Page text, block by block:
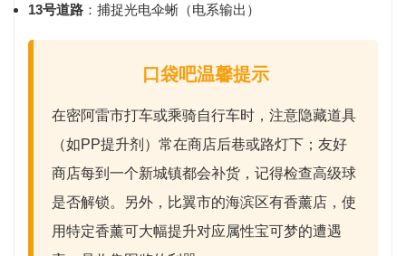
13号道路 ：捕捉光电伞蜥 （电系输出）
口袋吧温馨提示
在密阿雷市打车或乘骑自行车时，注意隐藏道具
（如PP提升剂）常在商店后巷或路灯下；友好
商店每到一个新城镇都会补货，记得检查高级球
是否解锁。另外，比翼市的海滨区有香薰店 ，使
用特定香薰可大幅提升对应属性宝可梦的遭遇